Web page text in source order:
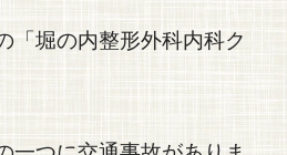
「堀の内整形外科内科ク